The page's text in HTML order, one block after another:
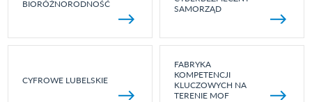
BIORÓŻNORODNOŚĆ
SAMORZĄD
CYFROWE LUBELSKIE
FABRYKA
KOMPETENCJI
KLUCZOWYCH NA
TERENIE MOF